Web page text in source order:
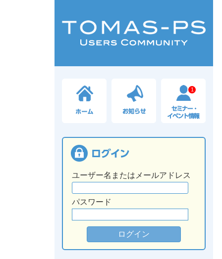
1
ユーザー名またはメールアドレス
パスワード